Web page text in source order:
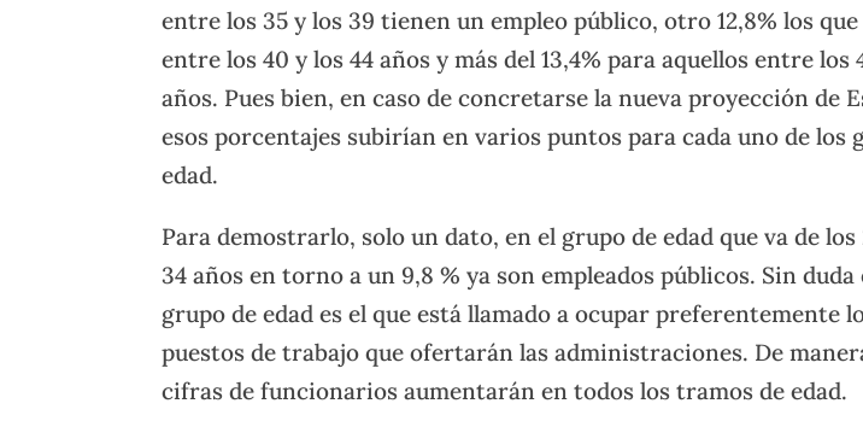
entre los 35 y los 39 tienen un empleo público, otro 12,8% los
entre los 40 y los 44 años y más del 13,4% para aquellos entre los
años. Pues bien, en caso de concretarse la nueva proyección de
esos porcentajes subirían en varios puntos para cada uno de los
edad.
Para demostrarlo, solo un dato, en el grupo de edad que va de los
34 años en torno a un 9,8 % ya son empleados públicos. Sin duda
grupo de edad es el que está llamado a ocupar preferentemente
puestos de trabajo que ofertarán las administraciones. De
cifras de funcionarios aumentarán en todos los tramos de edad.